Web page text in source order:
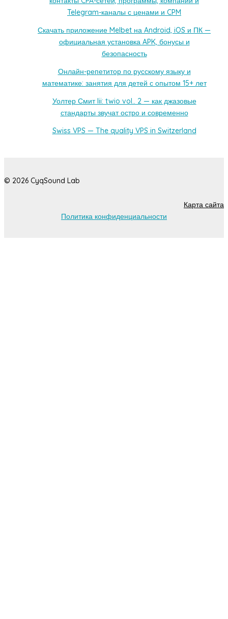
Telegram-каналы с ценами и CPM
Скачать приложение Melbet на Android, iOS и ПК —
официальная установка APK, бонусы и
безопасность
Онлайн-репетитор по русскому языку и
математике: занятия для детей с опытом 15+ лет
Уолтер Смит Iii: twio vol.. 2 — как джазовые
стандарты звучат остро и современно
Swiss VPS — The quality VPS in Switzerland
© 2026 CyqSound Lab
Карта сайта
Политика конфиденциальности